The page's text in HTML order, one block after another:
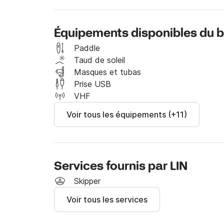
Quant au bateau, vous disposerez de 3
entièrement équipée. De plus, il disposera
LED, d'un système stéréo haute définition à
Bluetooth et de la climatisation dans toutes
Le bateau est idéal pour la navigation
N'hésitez pas à faire vos demandes via le
Équipements disponibles du
Paddle
Taud de soleil
Masques et tubas
Prise USB
VHF
Voir tous les équipements (+11)
Services fournis par LIN
Skipper
Voir tous les services